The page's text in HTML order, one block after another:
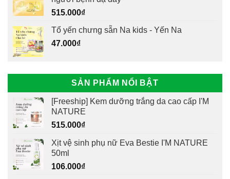
515.000₫
Tổ yến chưng sẵn Na kids - Yến Na
47.000₫
SẢN PHẨM NỔI BẬT
[Freeship] Kem dưỡng trắng da cao cấp I'M
NATURE
515.000₫
Xịt vệ sinh phụ nữ Eva Bestie I'M NATURE
50ml
106.000₫